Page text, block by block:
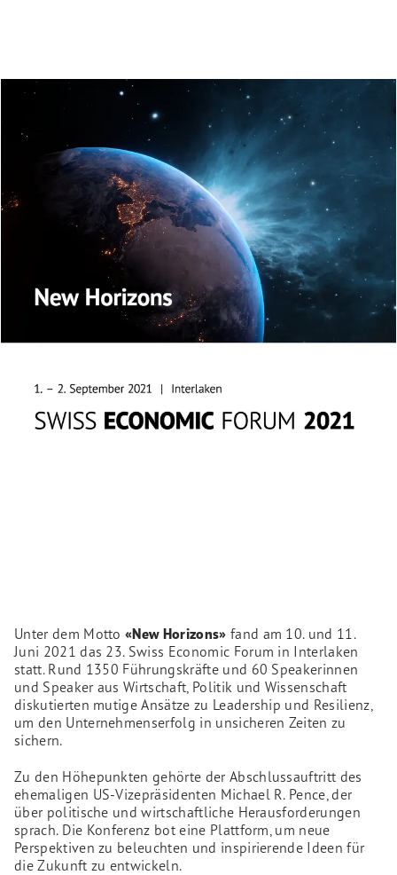
Unter dem Motto«New Horizons» fand am 10. und 11.
Juni 2021 das 23. Swiss Economic Forum in Interlaken
statt. Rund 1350 Führungskräfte und 60 Speakerinnen
und Speaker aus Wirtschaft, Politik und Wissenschaft
diskutierten mutige Ansätze zu Leadership und Resilienz,
um den Unternehmenserfolg in unsicheren Zeiten zu
sichern.
Zu den Höhepunkten gehörte der Abschlussauftritt des
ehemaligen US-Vizepräsidenten Michael R. Pence, der
über politische und wirtschaftliche Herausforderungen
sprach. Die Konferenz bot eine Plattform, um neue
Perspektiven zu beleuchten und inspirierende Ideen für
die Zukunft zu entwickeln.